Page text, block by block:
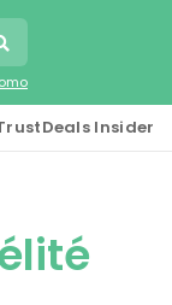
Insider